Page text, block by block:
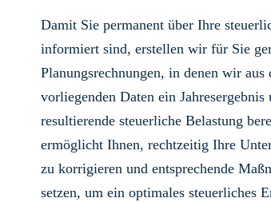
Damit Sie permanent über Ihre
informiert sind, erstellen wir für Sie
Planungsrechnungen, in denen wir aus
vorliegenden Daten ein Jahresergebnis
resultierende steuerliche Belastung
ermöglicht Ihnen, rechtzeitig Ihre
zu korrigieren und entsprechende
setzen, um ein optimales steuerliches